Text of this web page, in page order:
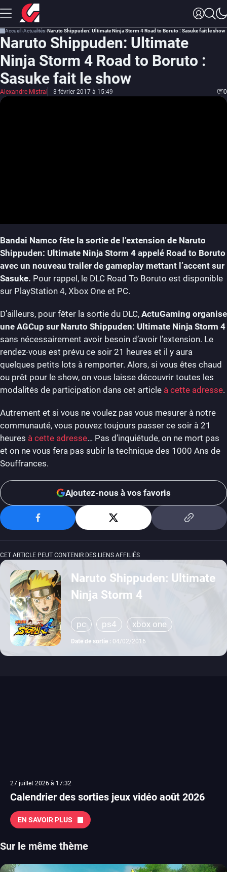
Accueil Actualités Naruto Shippuden: Ultimate Ninja Storm 4 Road to Boruto : Sasuke fait le show
Naruto Shippuden: Ultimate
Ninja Storm 4 Road to Boruto :
Sasuke fait le show
Alexandre Mistral 3 février 2017 à 15:49 0
Bandai Namco fête la sortie de l’extension de Naruto
Shippuden: Ultimate Ninja Storm 4 appelé Road to Boruto
avec un nouveau trailer de gameplay mettant l’accent sur
Sasuke. Pour rappel, le DLC Road To Boruto est disponible
sur PlayStation 4, Xbox One et PC.
D’ailleurs, pour fêter la sortie du DLC, ActuGaming organise
une AGCup sur Naruto Shippuden: Ultimate Ninja Storm 4
sans nécessairement avoir besoin d’avoir l’extension. Le
rendez-vous est prévu ce soir 21 heures et il y aura
quelques petits lots à remporter. Alors, si vous êtes chaud
ou prêt pour le show, on vous laisse découvrir toutes les
modalités de participation dans cet article à cette adresse.
Autrement et si vous ne voulez pas vous mesurer à notre
communauté, vous pouvez toujours passer ce soir à 21
heures à cette adresse… Pas d’inquiétude, on ne mort pas
et on ne vous fera pas subir la technique des 1000 Ans de
Souffrances.
Ajoutez-nous à vos favoris
CET ARTICLE PEUT CONTENIR DES LIENS AFFILIÉS
Naruto Shippuden: Ultimate
Ninja Storm 4
pc ps4 xbox one
Date de sortie : 04/02/2016
27 juillet 2026 à 17:32
Calendrier des sorties jeux vidéo août 2026
EN SAVOIR PLUS
Sur le même thème